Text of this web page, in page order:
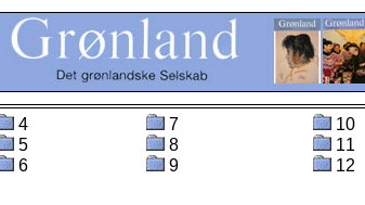
4
5
6
7
8
9
10
11
12